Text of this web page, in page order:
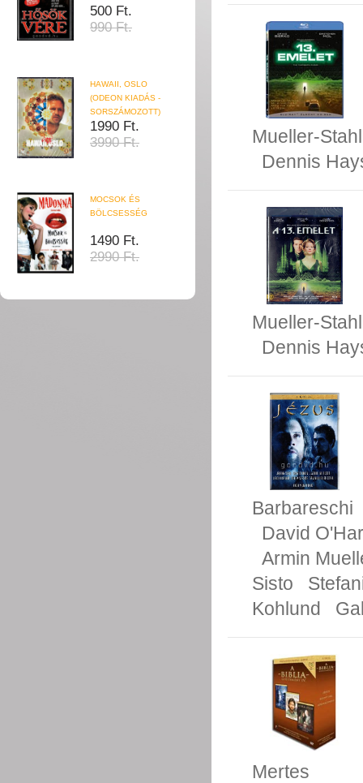
500 Ft.
990 Ft.
HAWAII, OSLO
(ODEON KIADÁS -
SORSZÁMOZOTT)
1990 Ft.
3990 Ft.
MOCSOK ÉS
BÖLCSESSÉG
1490 Ft.
2990 Ft.
Mueller-Stahl
Dennis
Mueller-Stahl
Dennis
Barbareschi
David
Armin
Sisto
Kohlund
Mertes